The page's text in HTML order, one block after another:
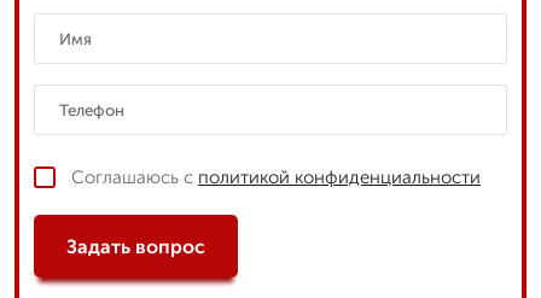
Соглашаюсь с политикой конфиденциальности
Задать вопрос